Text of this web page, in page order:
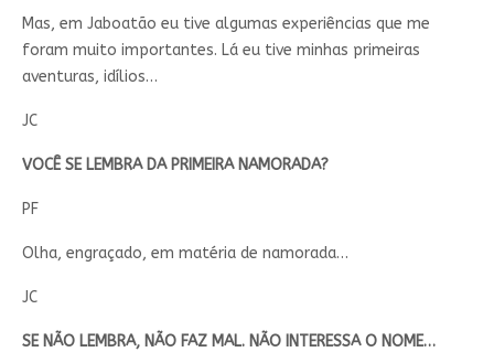
Mas, em Jaboatão eu tive algumas experiências que me
foram muito importantes. Lá eu tive minhas primeiras
aventuras, idílios…
JC
VOCÊ SE LEMBRA DA PRIMEIRA NAMORADA?
PF
Olha, engraçado, em matéria de namorada…
JC
SE NÃO LEMBRA, NÃO FAZ MAL. NÃO INTERESSA O NOME…